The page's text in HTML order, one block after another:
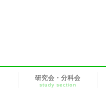
研究会・分科会
study section